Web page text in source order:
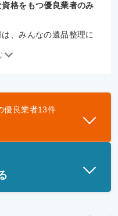
格をもつ優良業者のみ
、みんなの遺品整理に
および一般社団法
ています。
優良業者13件